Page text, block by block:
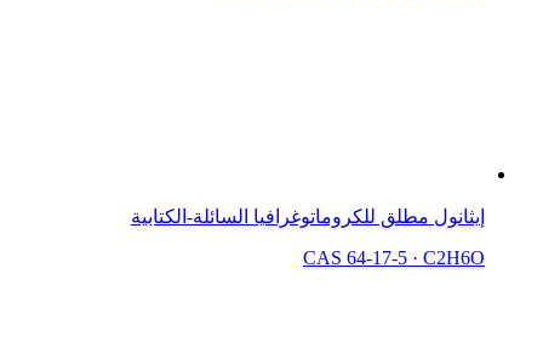
إيثانول مطلق للكروماتوغرافيا السائلة-الكتابية
CAS 64-17-5 · C2H6O